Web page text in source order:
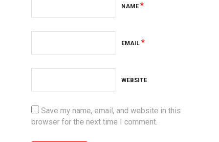
NAME *
EMAIL *
WEBSITE
Save my name, email, and website in this
browser for the next time I comment.